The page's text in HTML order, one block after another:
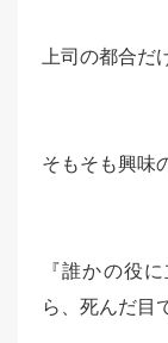
上司の都合だ
そもそも興味
『誰かの役
ら、死んだ目